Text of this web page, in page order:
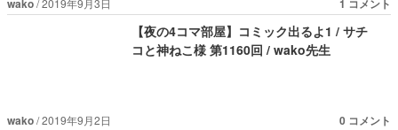
wako 2019年9月3日 1 コメント
【夜の4コマ部屋】コミック出るよ1 / サチ
コと神ねこ様 第1160回 / wako先生
wako 2019年9月2日 0 コメント